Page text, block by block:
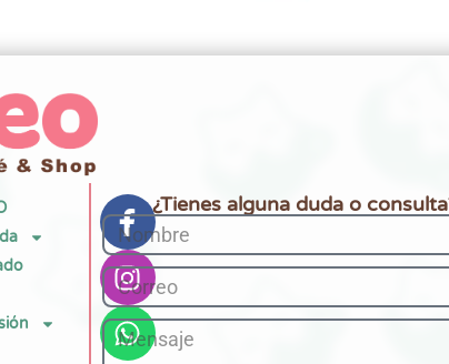
¿Tienes alguna duda o